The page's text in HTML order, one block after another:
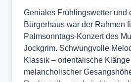
Geniales Frühlingswetter und
Bürgerhaus war der Rahmen
Palmsonntags-Konzert des
Jockgrim. Schwungvolle
Klassik – orientalische
melancholischer